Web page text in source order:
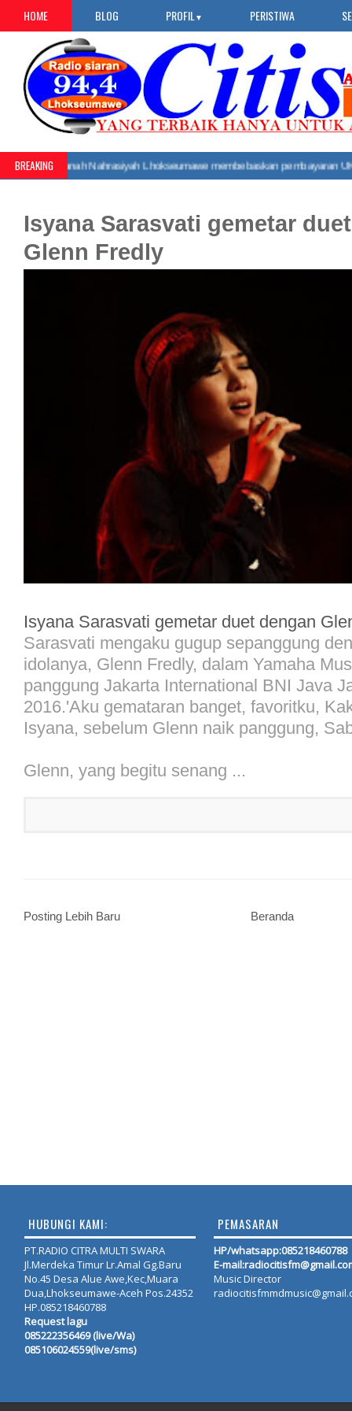
HOME BLOG PROFIL ▼ PERISTIWA
BREAKING
Sultanah Nahrasiyah Lhokseumawe membebaskan pembayaran
Isyana Sarasvati gemetar
Glenn Fredly
Isyana Sarasvati gemetar duet dengan
Sarasvati mengaku gugup sepanggung
idolanya, Glenn Fredly, dalam Yamaha
panggung Jakarta International BNI Java
2016.'Aku gemataran banget, favoritku,
Isyana, sebelum Glenn naik panggung,
Glenn, yang begitu senang ...
Posting Lebih Baru Beranda
HUBUNGI KAMI:
PT.RADIO CITRA MULTI SWARA
Jl.Merdeka Timur Lr.Amal Gg.Baru
No.45 Desa Alue Awe,Kec,Muara
Dua,Lhokseumawe-Aceh Pos.24352
HP.085218460788
Request lagu
085222356469 (live/Wa)
085106024559(live/sms)
PEMASARAN
HP/whatsapp:085218460788
E-
Music Director